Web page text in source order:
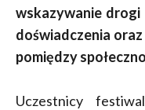
wskazywanie
doświadczenia
pomiędzy
Uczestnicy